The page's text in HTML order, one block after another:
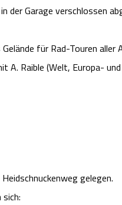
der Garage verschlossen
für Rad-Touren
A. Raible (Welt, Europa-
gelegen.